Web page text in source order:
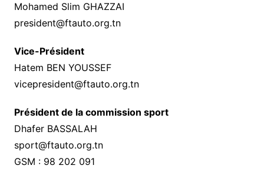
Mohamed Slim GHAZZAI
president@ftauto.org.tn
Vice-Président
Hatem BEN YOUSSEF
vicepresident@ftauto.org.tn
Président de la commission sport
Dhafer BASSALAH
sport@ftauto.org.tn
GSM : 98 202 091